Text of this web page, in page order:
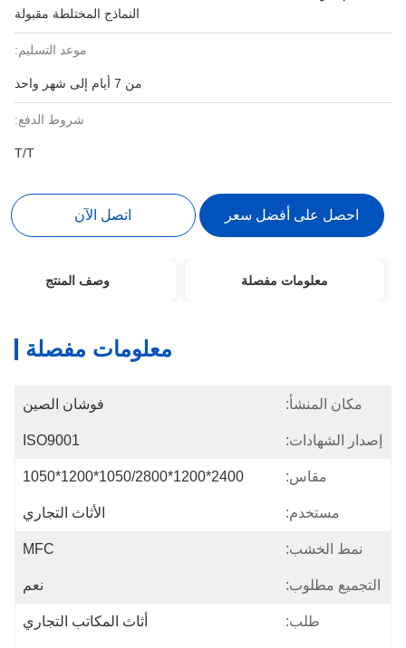
النماذج المختلطة مقبولة
موعد التسليم:
من 7 أيام إلى شهر واحد
شروط الدفع:
T/T
احصل على أفضل سعر اتصل الآن
معلومات مفصلة وصف المنتج
معلومات مفصلة
مكان المنشأ: فوشان الصين
إصدار الشهادات: ISO9001
مقاس: 2400*1200*1050/2800*1200*1050
مستخدم: الأثاث التجاري
نمط الخشب: MFC
التجميع مطلوب: نعم
طلب: أثاث المكاتب التجاري